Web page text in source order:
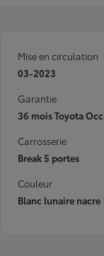
Mise en circulation
03-2023
Garantie
36 mois Toyota
Carrosserie
Break 5 portes
Couleur
Blanc lunaire nacre